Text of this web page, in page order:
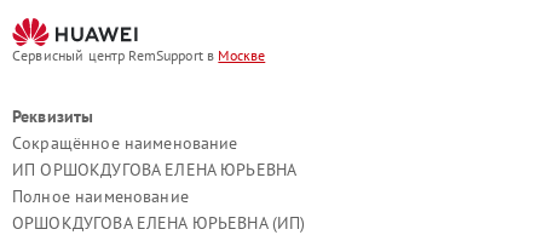
Сервисный центр RemSupport в Москве
Реквизиты
Сокращённое наименование
ИП ОРШОКДУГОВА ЕЛЕНА ЮРЬЕВНА
Полное наименование
ОРШОКДУГОВА ЕЛЕНА ЮРЬЕВНА (ИП)